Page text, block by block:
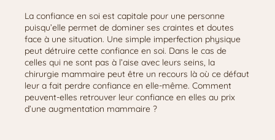
La confiance en soi est capitale pour une personne
puisqu’elle permet de dominer ses craintes et doutes
face à une situation. Une simple imperfection physique
peut détruire cette confiance en soi. Dans le cas de
celles qui ne sont pas à l’aise avec leurs seins, la
chirurgie mammaire peut être un recours là où ce défaut
leur a fait perdre confiance en elle-même. Comment
peuvent-elles retrouver leur confiance en elles au prix
d’une augmentation mammaire ?